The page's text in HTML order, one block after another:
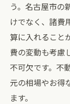
不動
登記
税金
名義
う。名古屋市の
けでなく、諸費
算に入れること
費の変動も考慮
不可欠です。不
元の相場やお得
ます。